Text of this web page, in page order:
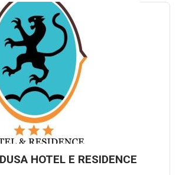
HOTEL E RESIDENCE